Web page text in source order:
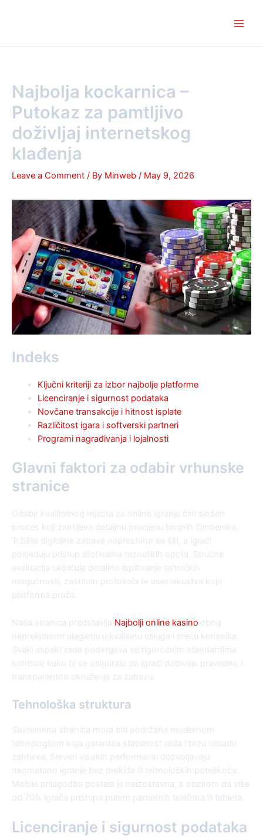
Najbolja kockarnica –
Putokaz za pamtljivo
doživljaj internetskog
klađenja
Leave a Comment / By Minweb / May 9, 2026
Indeks
Ključni kriteriji za izbor najbolje platforme
Licenciranje i sigurnost podataka
Novčane transakcije i hitnost isplate
Različitost igara i softverski partneri
Programi nagrađivanja i lojalnosti
Glavni faktori za odabir vrhunske
stranice
Odabir kvalitetnog mjesta za online igranje čini složen
proces koji zahtijeva detaljnu procjenu brojnih čimbenika.
Tržište digitalne zabave neprestano se širi, a igrači
posjeduju pristup stotinama raznolikih opcija. Stručna
evaluacija uključuje detaljno ispitivanje tehničkih
mogućnosti, zaštitnih protokola te user iskustva koje
platforma pruža.
Naša stranica predstavlja Najbolji online kasino zbog
neprekidnom ulaganju u kvalitetu usluga i sreću korisnika.
Svaki aspekt rada podvrgava se rigoroznim standardima
kontrole kako bi se osiguralo da igrači dobivaju pravedno i
transparentno okruženje za zabavu.
Tehnološka struktura
Suvremena stranica mora biti podržana modernom
tehnologijom koja garantira stabilnost rada i brzu obradu
zahtieva. Serveri visokih performansi dozvoljavaju
neometano igranje bez prekida ili tehnoloških poteškoća.
Mobile prilagodba postala je neizostavna, s obzirom da više
od 70% igrača pristupa putem pametnih telefona ili tableta.
Licenciranje i sigurnost podataka